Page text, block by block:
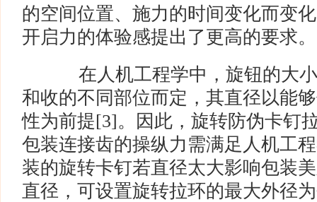
的空间位置、施力的时间变化而变
开启力的体验感提出了更高的要求。
在人机工程学中，旋钮的大小
和收的不同部位而定，其直径以能
性为前提[3]。因此，旋转防伪卡钉
包装连接齿的操纵力需满足人机工
装的旋转卡钉若直径太大影响包装
直径，可设置旋转拉环的最大外径